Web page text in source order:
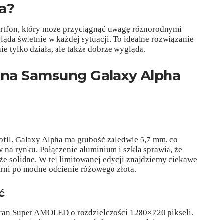
który może przyciągnąć uwagę różnorodnymi
świetnie w każdej sytuacji. To idealne rozwiązanie
tylko działa, ale także dobrze wygląda.
Samsung Galaxy Alpha
Galaxy Alpha ma grubość zaledwie 6,7 mm, co
rynku. Połączenie aluminium i szkła sprawia, że
solidne. W tej limitowanej edycji znajdziemy ciekawe
po modne odcienie różowego złota.
Super AMOLED o rozdzielczości 1280×720 pikseli.